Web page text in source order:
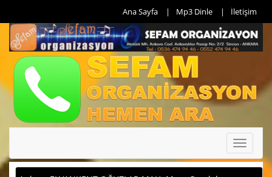
Ana Sayfa Mp3 Dinle İletişim
Toggle